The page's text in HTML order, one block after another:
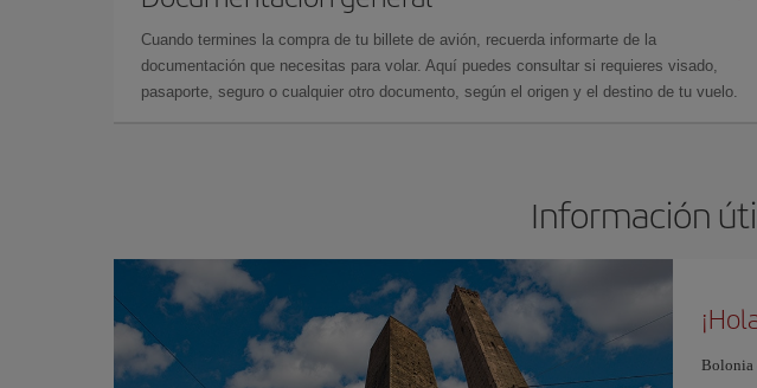
Cuando termines la compra de tu billete de avión, recuerda informarte de la
documentación que necesitas para volar. Aquí puedes consultar si requieres visado,
pasaporte, seguro o cualquier otro documento, según el origen y el destino de tu vuelo.
Información
Bolonia